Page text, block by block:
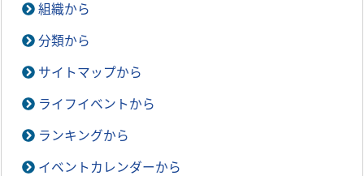
組織から
分類から
サイトマップから
ライフイベントから
ランキングから
イベントカレンダーから